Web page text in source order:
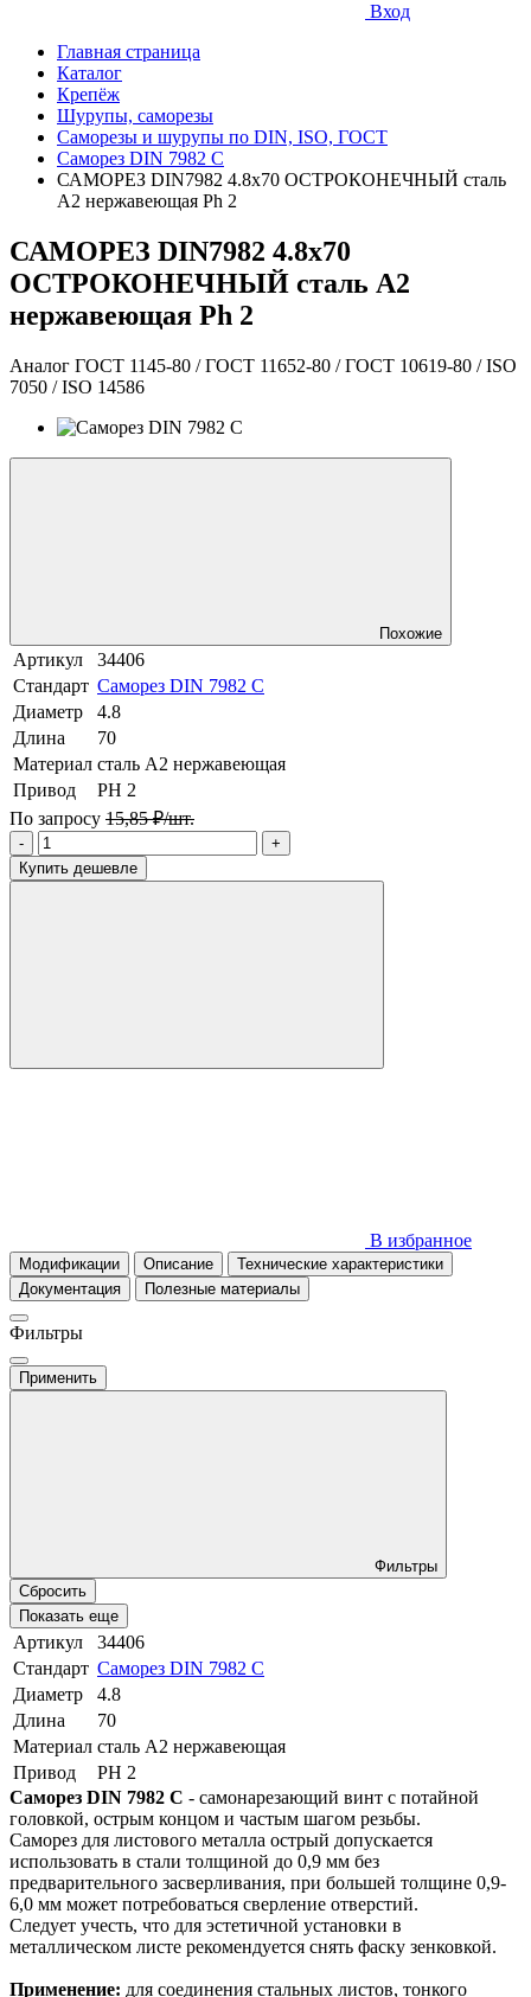
Вход
Главная страница
Каталог
Крепёж
Шурупы, саморезы
Саморезы и шурупы по DIN, ISO, ГОСТ
Саморез DIN 7982 C
САМОРЕЗ DIN7982 4.8х70 ОСТРОКОНЕЧНЫЙ сталь
A2 нержавеющая Ph 2
САМОРЕЗ DIN7982 4.8х70
ОСТРОКОНЕЧНЫЙ сталь A2
нержавеющая Ph 2
Аналог ГОСТ 1145-80 / ГОСТ 11652-80 / ГОСТ 10619-80 / ISO
7050 / ISO 14586
Похожие
Артикул
34406
Стандарт Саморез DIN 7982 C
Диаметр
4.8
Длина
70
Материал сталь A2 нержавеющая
Привод
PH 2
По запросу 15,85 ₽/шт.
-
+
Купить дешевле
В избранное
Модификации Описание
Технические характеристики
Документация
Полезные материалы
Фильтры
Применить
Фильтры
Сбросить
Показать еще
Артикул
34406
Стандарт Саморез DIN 7982 C
Диаметр
4.8
Длина
70
Материал сталь A2 нержавеющая
Привод
PH 2
Саморез DIN 7982 C - самонарезающий винт с потайной
головкой, острым концом и частым шагом резьбы.
Саморез для листового металла острый допускается
использовать в стали толщиной до 0,9 мм без
предварительного засверливания, при большей толщине 0,9-
6,0 мм может потребоваться сверление отверстий.
Следует учесть, что для эстетичной установки в
металлическом листе рекомендуется снять фаску зенковкой.
Применение: для соединения стальных листов, тонкого